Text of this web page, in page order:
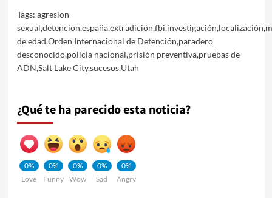
Tags: agresion
sexual,detencion,españa,extradición,fbi,investigación,localización,
de edad,Orden Internacional de Detención,paradero
desconocido,policia nacional,prisión preventiva,pruebas de
ADN,Salt Lake City,sucesos,Utah
¿Qué te ha parecido esta noticia?
0%
Love
0%
Funny
0%
Wow
0%
Sad
0%
Angry